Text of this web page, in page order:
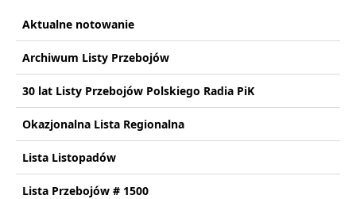
Aktualne notowanie
Archiwum Listy Przebojów
30 lat Listy Przebojów Polskiego Radia PiK
Okazjonalna Lista Regionalna
Lista Listopadów
Lista Przebojów # 1500